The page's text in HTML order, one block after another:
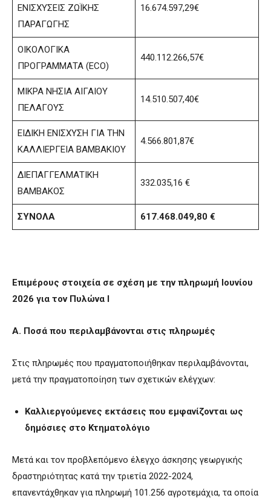
ΕΝΙΣΧΥΣΕΙΣ ΖΩΪΚΗΣ
ΠΑΡΑΓΩΓΗΣ
16.674.597,29€
ΟΙΚΟΛΟΓΙΚΑ
ΠΡΟΓΡΑΜΜΑΤΑ (ECO)
440.112.266,57€
ΜΙΚΡΑ ΝΗΣΙΑ ΑΙΓΑΙΟΥ
ΠΕΛΑΓΟΥΣ
14.510.507,40€
ΕΙΔΙΚΗ ΕΝΙΣΧΥΣΗ ΓΙΑ ΤΗΝ
ΚΑΛΛΙΕΡΓΕΙΑ ΒΑΜΒΑΚΙΟΥ
4.566.801,87€
ΔΙΕΠΑΓΓΕΛΜΑΤΙΚΗ
ΒΑΜΒΑΚΟΣ
332.035,16 €
ΣΥΝΟΛΑ 617.468.049,80 €
Επιμέρους στοιχεία σε σχέση με την πληρωμή Ιουνίου
2026 για τον Πυλώνα Ι
A. Ποσά που περιλαμβάνονται στις πληρωμές
Στις πληρωμές που πραγματοποιήθηκαν περιλαμβάνονται,
μετά την πραγματοποίηση των σχετικών ελέγχων:
Καλλιεργούμενες εκτάσεις που εμφανίζονται ως
δημόσιες στο Κτηματολόγιο
Μετά και τον προβλεπόμενο έλεγχο άσκησης γεωργικής
δραστηριότητας κατά την τριετία 2022-2024,
επανεντάχθηκαν για πληρωμή 101.256 αγροτεμάχια, τα οποία